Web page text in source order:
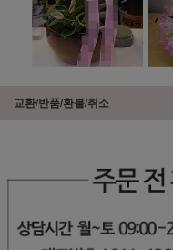
교환/반품/환불/취소